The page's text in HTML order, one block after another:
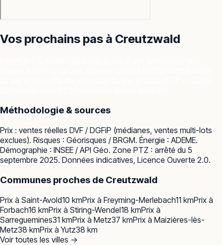
Vos prochains pas à Creutzwald
Méthodologie & sources
Prix : ventes réelles DVF / DGFiP (médianes, ventes multi-lots
exclues). Risques : Géorisques / BRGM. Énergie : ADEME.
Démographie : INSEE / API Géo. Zone PTZ : arrêté du 5
septembre 2025. Données indicatives, Licence Ouverte 2.0.
Communes proches de Creutzwald
Prix à Saint-Avold10 kmPrix à Freyming-Merlebach11 kmPrix à
Forbach16 kmPrix à Stiring-Wendel18 kmPrix à
Sarreguemines31 kmPrix à Metz37 kmPrix à Maizières-lès-
Metz38 kmPrix àYutz38 km
Voir toutes les villes →